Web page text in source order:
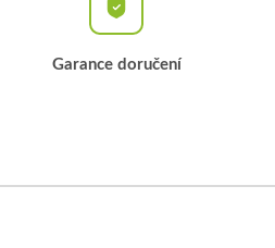
Garance doručení